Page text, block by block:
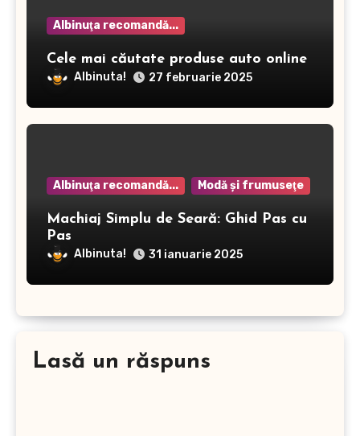
Albinuţa recomandă...
Cele mai căutate produse auto online
Albinuta! 27 februarie 2025
Albinuţa recomandă... Modă şi frumuseţe
Machiaj Simplu de Seară: Ghid Pas cu
Pas
Albinuta! 31 ianuarie 2025
Lasă un răspuns